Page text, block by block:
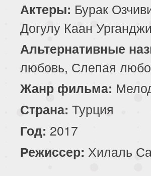
203 серия
204 серия
207 серия
208 серия
211 серия
212 серия
215 серия
219 серия
223 серия
224 серия
Актеры: Бурак
Догулу Каан
Альтернативные
любовь, Слепая
Жанр фильма:
Страна: Турция
Год: 2017
Режиссер: Хилаль